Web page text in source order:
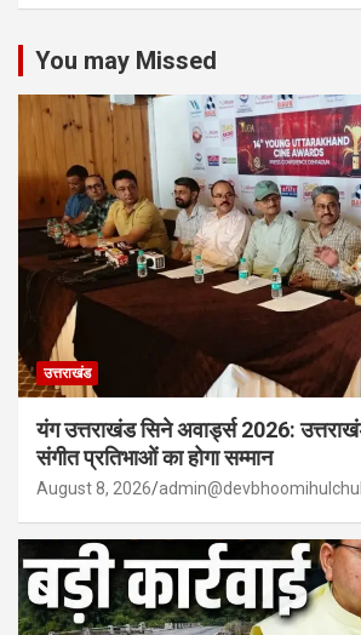
You may Missed
उत्तराखंड
यंग उत्तराखंड सिने अवार्ड्स 2026:
संगीत प्रतिभाओं का होगा सम्मान
August 8, 2026